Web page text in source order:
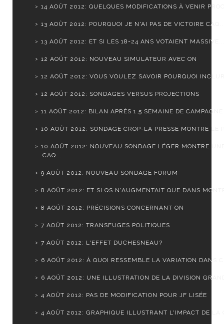
14 AOÛT 2012: QUELQUES MODIFICATIONS À VENIR
13 AOÛT 2012: POURQUOI JE N'AI PAS DE VICTOIRE
13 AOÛT 2012: ET SI LES 18-24 ANS VOTAIENT
12 AOÛT 2012: NOUVEAU SIMULATEUR AVEC ON
12 AOÛT 2012: VOUS VOULEZ SAVOIR POURQUOI
12 AOÛT 2012: SONDAGES VERSUS PROJECTIONS
11 AOÛT 2012: BILAN APRÈS 1.5 SEMAINE DE CAMPAGNE
10 AOÛT 2012: SONDAGE CROP-LA PRESSE MONTRE LE
10 AOÛT 2012: NOUVEAU SONDAGE LÉGER MONTRE
CAQ...
9 AOÛT 2012: NOUVEAU SONDAGE FORUM
8 AOÛT 2012: ET SI QS N'AUGMENTAIT QUE DANS
8 AOÛT 2012: PRÉCISIONS CONCERNANT ON
7 AOÛT 2012: TRANSFUGES POLITIQUES
7 AOÛT 2012: L'EFFET DUCHESNEAU?
6 AOÛT 2012: À QUOI RESSEMBLE LA VARIATION DANS
6 AOÛT 2012: UNE ILLUSTRATION DE LA DIVISION
4 AOÛT 2012: PAS DE MODIFICATION POUR JF LISÉE
4 AOÛT 2012: GRAPHIQUE ILLUSTRANT L'IMPACT DE LA